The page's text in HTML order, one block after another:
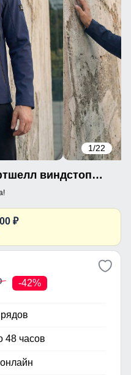
1/22
Ветровка мужская софтшелл виндстоппер с капюшоном спортивная темно-синего цвета 9613_1TS
₽
-42%
48 часов